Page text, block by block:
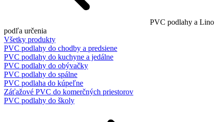
PVC podlahy a Lino
podľa určenia
Všetky produkty
PVC podlahy do chodby a predsiene
PVC podlahy do kuchyne a jedálne
PVC podlahy do obývačky
PVC podlahy do spálne
PVC podlaha do kúpeľne
Záťažové PVC do komerčných priestorov
PVC podlahy do školy